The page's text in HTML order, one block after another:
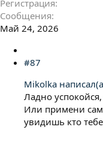
Регистрация
Сообщения
Май 24, 2026
#87
Mikolka
Ладно
Или примени
увидишь кто